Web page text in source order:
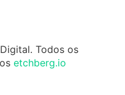
Todos os
etchberg.io